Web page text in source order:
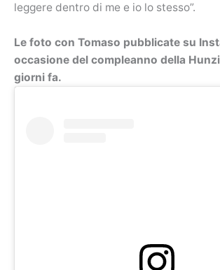
leggere dentro di me e io lo stesso”.
Le foto con Tomaso pubblicate su
occasione del compleanno della
giorni fa.